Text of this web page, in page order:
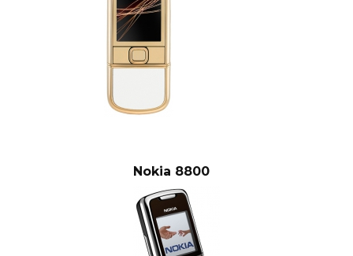
Nokia 8800